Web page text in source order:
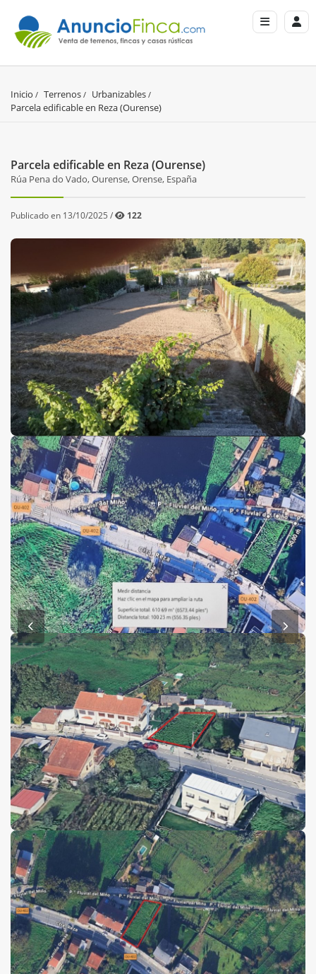
Inicio Terrenos
Urbanizables
Parcela edificable en Reza (Ourense)
Parcela edificable en Reza (Ourense)
Rúa Pena do Vado, Ourense, Orense, España
Publicado en 13/10/2025 / 122